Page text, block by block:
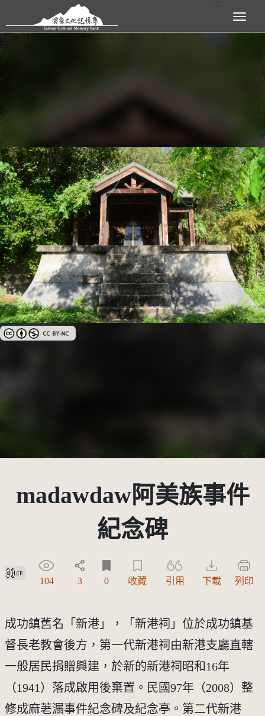
跳到主要內容區塊 展開選單
:::
創用CC姓名標示-非商業性 3.0 台灣及其後版本(CC BY-NC 3.0 TW +)
madawdaw阿美族事件
紀念碑
創用CC姓名標示 3.0 台灣及其後版本(CC BY 3.0 TW +)
104 3 0 收藏 引用 下載 列印
成功鎮舊名「新港」，「新港祠」位於成功鎮基
督長老教會後方，第一代新港祠由新港支廳直轄
一般居民捐贈興建，於新的新港祠昭和16年
（1941）落成啟用後棄置。民國97年（2008）整
修成麻荖漏事件紀念碑及紀念亭。第二代新港